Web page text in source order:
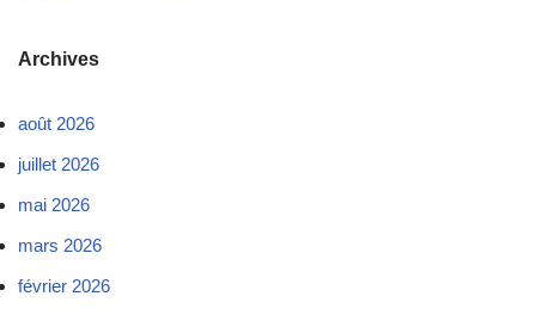
Archives
août 2026
juillet 2026
mai 2026
mars 2026
février 2026